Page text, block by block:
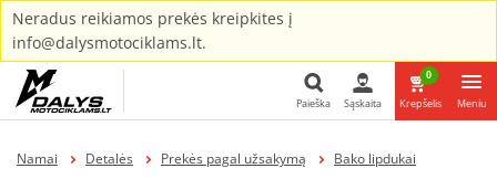
Neradus reikiamos prekės kreipkites į
info@dalysmotociklams.lt.
Paieška
Paieška Sąskaita
0
Krepšelis Meniu
Namai Detalės Prekės pagal užsakymą
Bako lipdukai